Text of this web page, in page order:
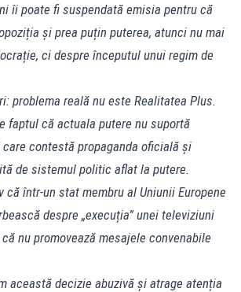
îi poate fi suspendată emisia pentru că
și prea puțin puterea, atunci nu mai
ci despre începutul unui regim de
problema reală nu este Realitatea Plus.
faptul că actuala putere nu suportă
contestă propaganda oficială și
de sistemul politic aflat la putere.
că într-un stat membru al Uniunii Europene
despre „execuția” unei televiziuni
nu promovează mesajele convenabile
această decizie abuzivă și atrage atenția